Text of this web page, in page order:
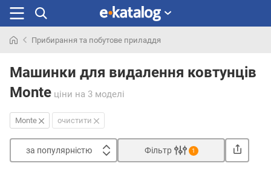
раніше
Прибирання та побутове приладдя
Машинки для видалення ковтунців
Monte ціни на 3 моделі
Monte очистити
за популярністю Фільтр 1